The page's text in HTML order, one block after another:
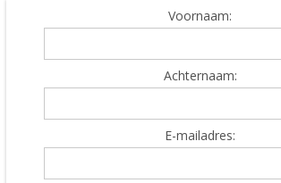
Voornaam:
Achternaam:
E-mailadres: